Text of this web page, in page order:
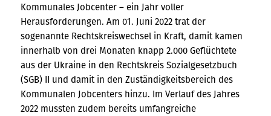
Kommunales Jobcenter – ein Jahr voller
Herausforderungen. Am 01. Juni 2022 trat der
sogenannte Rechtskreiswechsel in Kraft, damit kamen
innerhalb von drei Monaten knapp 2.000 Geflüchtete
aus der Ukraine in den Rechtskreis Sozialgesetzbuch
(SGB) II und damit in den Zuständigkeitsbereich des
Kommunalen Jobcenters hinzu. Im Verlauf des Jahres
2022 mussten zudem bereits umfangreiche